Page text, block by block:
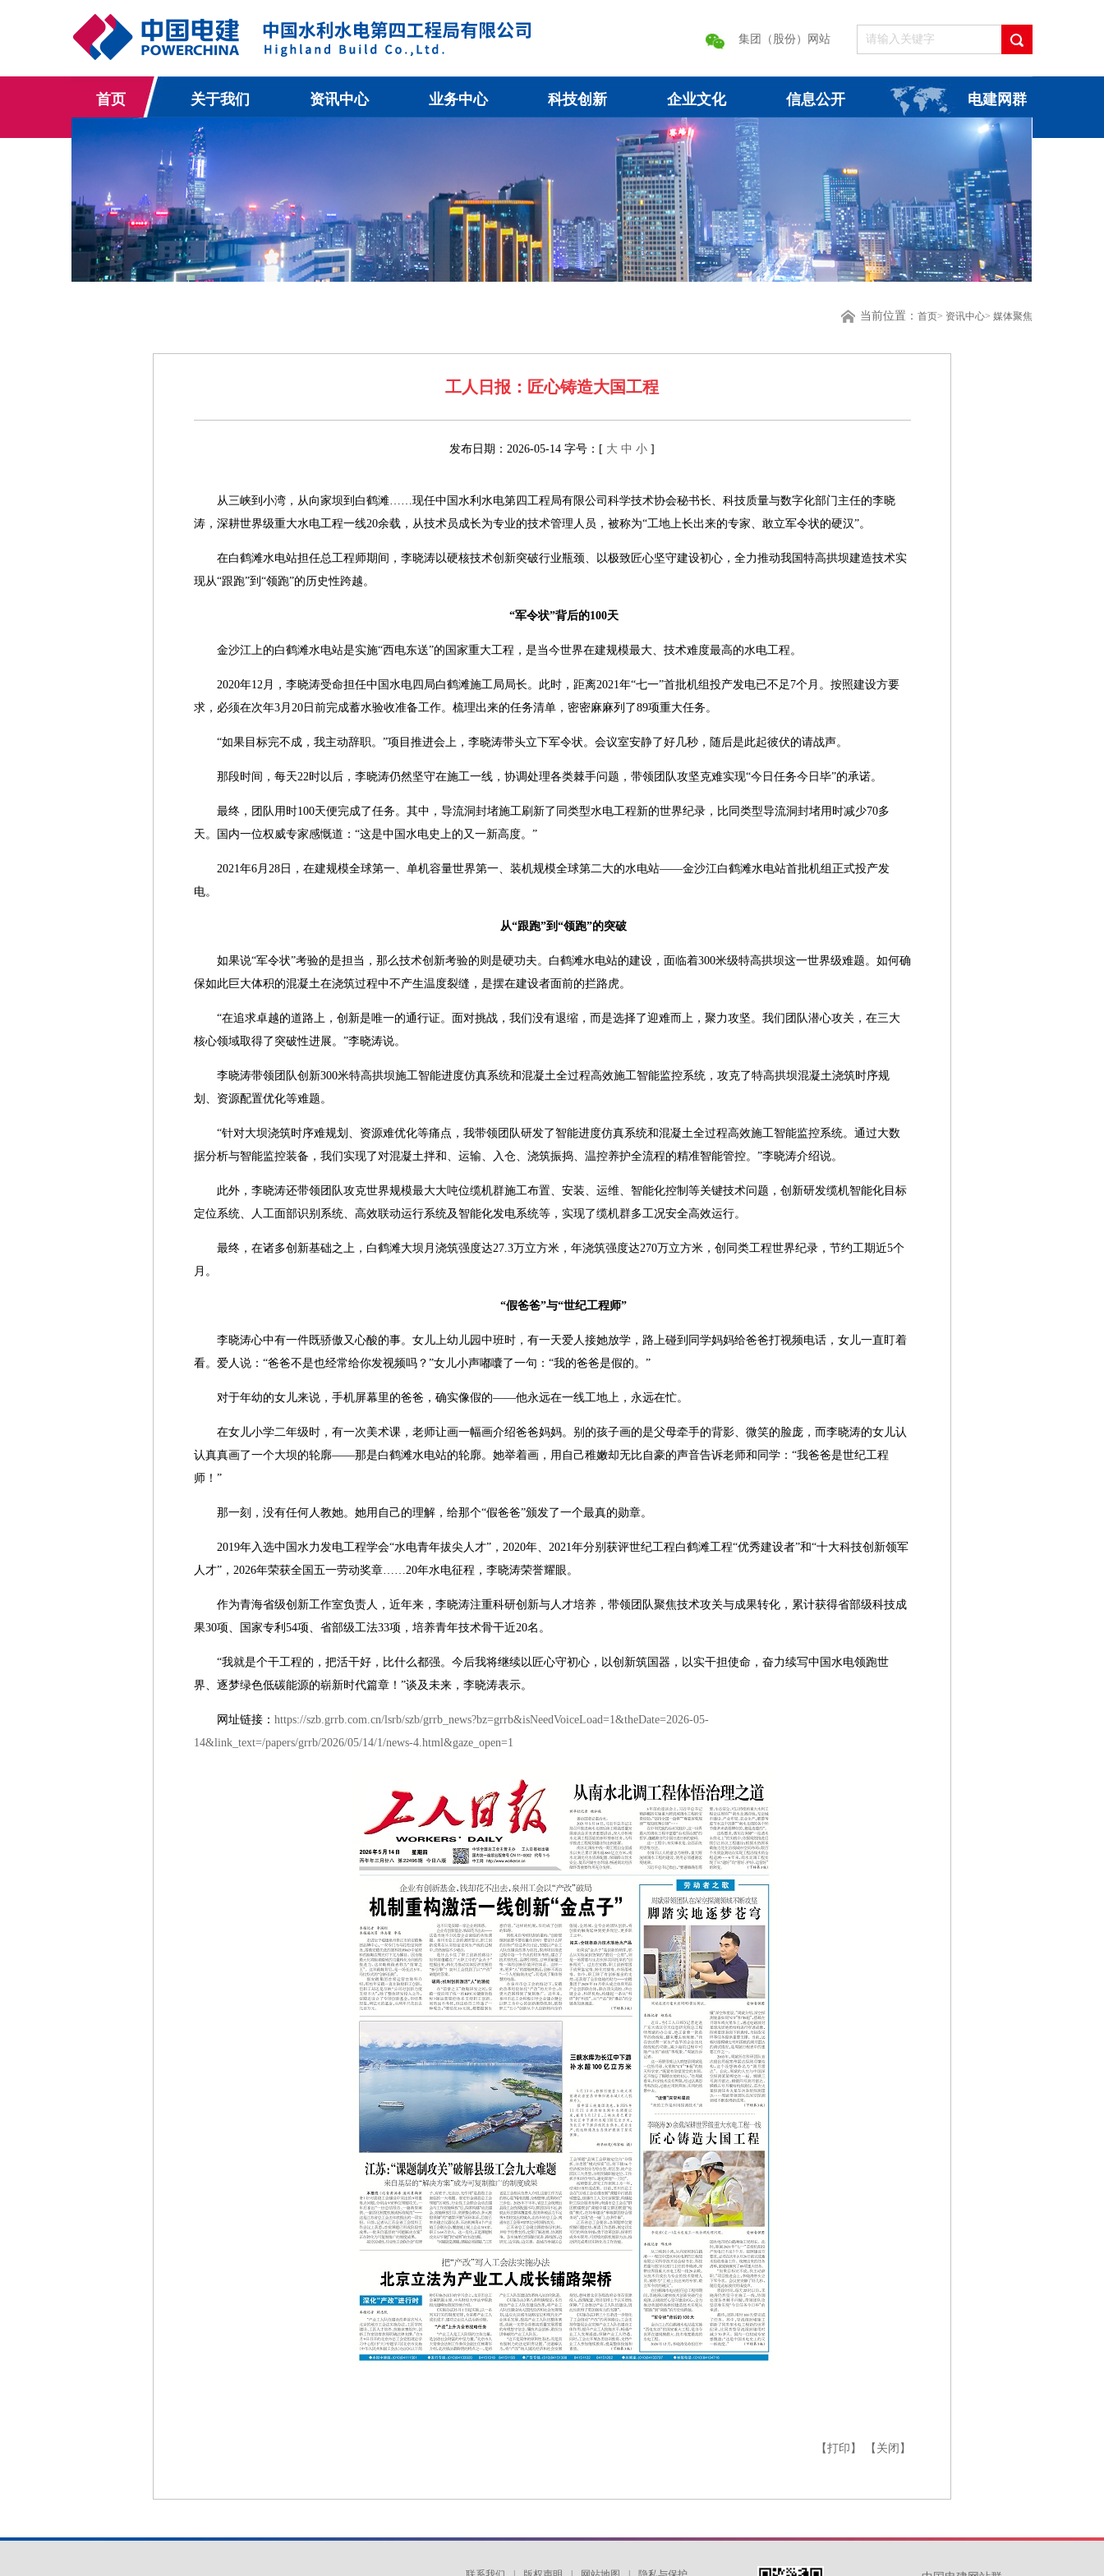
集团（股份）网站
首页 关于我们 资讯中心 业务中心 科技创新 企业文化 信息公开 电建网群
当前位置： 首页> 资讯中心> 媒体聚焦
工人日报：匠心铸造大国工程
发布日期：2026-05-14 字号：[ 大 中 小 ]
从三峡到小湾，从向家坝到白鹤滩……现任中国水利水电第四工程局有限公司科学技术协会秘书长、科技质量与数字化部门主任的李晓
涛，深耕世界级重大水电工程一线20余载，从技术员成长为专业的技术管理人员，被称为“工地上长出来的专家、敢立军令状的硬汉”。
在白鹤滩水电站担任总工程师期间，李晓涛以硬核技术创新突破行业瓶颈、以极致匠心坚守建设初心，全力推动我国特高拱坝建造技术实
现从“跟跑”到“领跑”的历史性跨越。
“军令状”背后的100天
金沙江上的白鹤滩水电站是实施“西电东送”的国家重大工程，是当今世界在建规模最大、技术难度最高的水电工程。
2020年12月，李晓涛受命担任中国水电四局白鹤滩施工局局长。此时，距离2021年“七一”首批机组投产发电已不足7个月。按照建设方要
求，必须在次年3月20日前完成蓄水验收准备工作。梳理出来的任务清单，密密麻麻列了89项重大任务。
“如果目标完不成，我主动辞职。”项目推进会上，李晓涛带头立下军令状。会议室安静了好几秒，随后是此起彼伏的请战声。
那段时间，每天22时以后，李晓涛仍然坚守在施工一线，协调处理各类棘手问题，带领团队攻坚克难实现“今日任务今日毕”的承诺。
最终，团队用时100天便完成了任务。其中，导流洞封堵施工刷新了同类型水电工程新的世界纪录，比同类型导流洞封堵用时减少70多
天。国内一位权威专家感慨道：“这是中国水电史上的又一新高度。”
2021年6月28日，在建规模全球第一、单机容量世界第一、装机规模全球第二大的水电站——金沙江白鹤滩水电站首批机组正式投产发
电。
从“跟跑”到“领跑”的突破
如果说“军令状”考验的是担当，那么技术创新考验的则是硬功夫。白鹤滩水电站的建设，面临着300米级特高拱坝这一世界级难题。如何确
保如此巨大体积的混凝土在浇筑过程中不产生温度裂缝，是摆在建设者面前的拦路虎。
“在追求卓越的道路上，创新是唯一的通行证。面对挑战，我们没有退缩，而是选择了迎难而上，聚力攻坚。我们团队潜心攻关，在三大
核心领域取得了突破性进展。”李晓涛说。
李晓涛带领团队创新300米特高拱坝施工智能进度仿真系统和混凝土全过程高效施工智能监控系统，攻克了特高拱坝混凝土浇筑时序规
划、资源配置优化等难题。
“针对大坝浇筑时序难规划、资源难优化等痛点，我带领团队研发了智能进度仿真系统和混凝土全过程高效施工智能监控系统。通过大数
据分析与智能监控装备，我们实现了对混凝土拌和、运输、入仓、浇筑振捣、温控养护全流程的精准智能管控。”李晓涛介绍说。
此外，李晓涛还带领团队攻克世界规模最大大吨位缆机群施工布置、安装、运维、智能化控制等关键技术问题，创新研发缆机智能化目标
定位系统、人工面部识别系统、高效联动运行系统及智能化发电系统等，实现了缆机群多工况安全高效运行。
最终，在诸多创新基础之上，白鹤滩大坝月浇筑强度达27.3万立方米，年浇筑强度达270万立方米，创同类工程世界纪录，节约工期近5个
月。
“假爸爸”与“世纪工程师”
李晓涛心中有一件既骄傲又心酸的事。女儿上幼儿园中班时，有一天爱人接她放学，路上碰到同学妈妈给爸爸打视频电话，女儿一直盯着
看。爱人说：“爸爸不是也经常给你发视频吗？”女儿小声嘟囔了一句：“我的爸爸是假的。”
对于年幼的女儿来说，手机屏幕里的爸爸，确实像假的——他永远在一线工地上，永远在忙。
在女儿小学二年级时，有一次美术课，老师让画一幅画介绍爸爸妈妈。别的孩子画的是父母牵手的背影、微笑的脸庞，而李晓涛的女儿认
认真真画了一个大坝的轮廓——那是白鹤滩水电站的轮廓。她举着画，用自己稚嫩却无比自豪的声音告诉老师和同学：“我爸爸是世纪工程
师！”
那一刻，没有任何人教她。她用自己的理解，给那个“假爸爸”颁发了一个最真的勋章。
2019年入选中国水力发电工程学会“水电青年拔尖人才”，2020年、2021年分别获评世纪工程白鹤滩工程“优秀建设者”和“十大科技创新领军
人才”，2026年荣获全国五一劳动奖章……20年水电征程，李晓涛荣誉耀眼。
作为青海省级创新工作室负责人，近年来，李晓涛注重科研创新与人才培养，带领团队聚焦技术攻关与成果转化，累计获得省部级科技成
果30项、国家专利54项、省部级工法33项，培养青年技术骨干近20名。
“我就是个干工程的，把活干好，比什么都强。今后我将继续以匠心守初心，以创新筑国器，以实干担使命，奋力续写中国水电领跑世
界、逐梦绿色低碳能源的崭新时代篇章！”谈及未来，李晓涛表示。
网址链接： https://szb.grrb.com.cn/lsrb/szb/grrb_news?bz=grrb&isNeedVoiceLoad=1&theDate=2026-05-
14&link_text=/papers/grrb/2026/05/14/1/news-4.html&gaze_open=1
【打印】 【关闭】